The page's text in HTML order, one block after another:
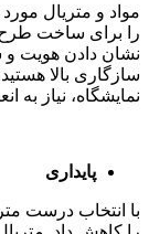
مواد و متریال
را برای ساخت
نشان دادن هویت و
سازگاری بالا
نمایشگاه، نیاز به
پایداری
با انتخاب درست